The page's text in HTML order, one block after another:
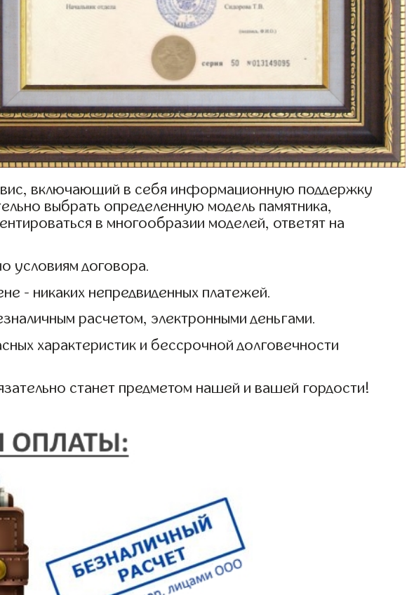
включающий в себя информационную поддержку
выбрать определенную модель памятника,
в многообразии моделей, ответят на
условиям договора.
- никаких непредвиденных платежей.
расчетом, электронными деньгами.
характеристик и бессрочной долговечности
станет предметом нашей и вашей гордости!